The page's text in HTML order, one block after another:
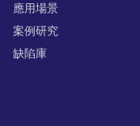
應用場景
案例研究
缺陷庫